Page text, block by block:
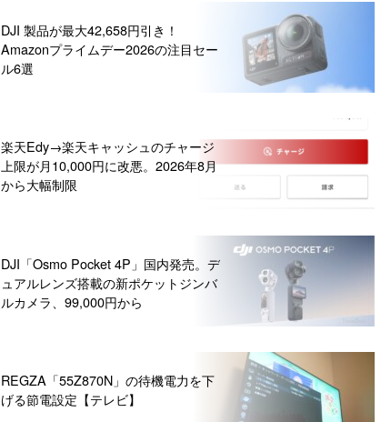
DJI 製品が最大42,658円引き！
Amazonプライムデー2026の注目セー
ル6選
楽天Edy→楽天キャッシュのチャージ
上限が月10,000円に改悪。2026年8月
から大幅制限
DJI「Osmo Pocket 4P」国内発売。デ
ュアルレンズ搭載の新ポケットジンバ
ルカメラ、99,000円から
REGZA「55Z870N」の待機電力を下
げる節電設定【テレビ】